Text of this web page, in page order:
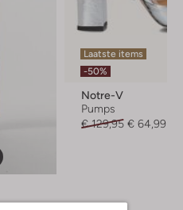
Laatste items
-50%
Notre-V
Pumps
€ 129,95 € 64,99